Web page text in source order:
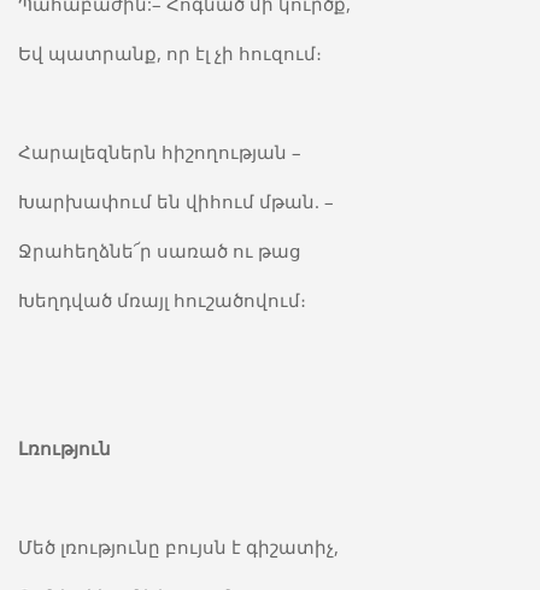
Եվ պատրանք, որ էլ չի հուզում։
Հարալեզներն հիշողության –
Խարխափում են վիհում մթան. –
Ջրահեղձնե՜ր սառած ու թաց
Խեղդված մռայլ հուշածովում։
Լռություն
Մեծ լռությունը բույսն է գիշատիչ,